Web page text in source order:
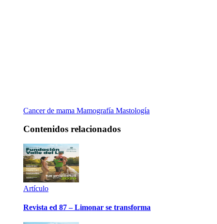
Cancer de mama Mamografía Mastología
Contenidos relacionados
Artículo
Revista ed 87 – Limonar se transforma